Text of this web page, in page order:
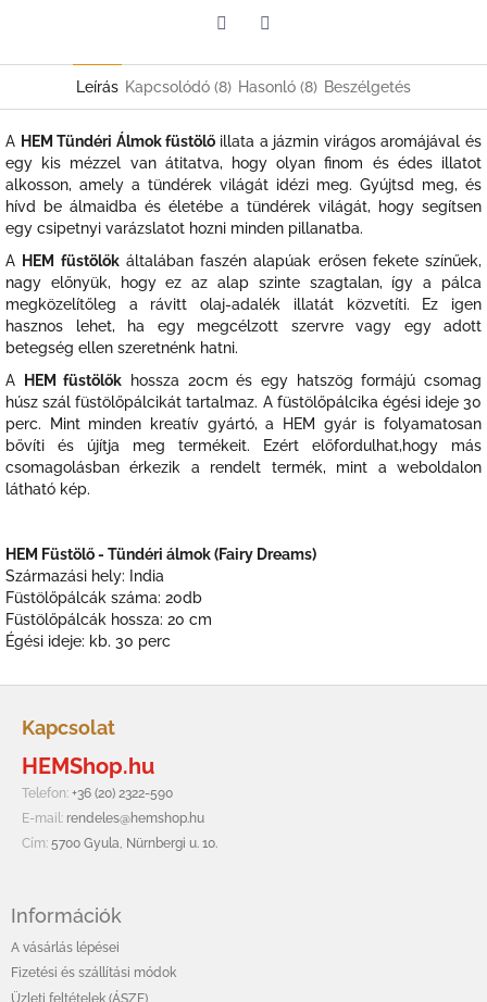
Leírás Kapcsolódó (8) Hasonló (8) Beszélgetés
A HEM Tündéri Álmok füstölő illata a jázmin virágos aromájával és
egy kis mézzel van átitatva, hogy olyan finom és édes illatot
alkosson, amely a tündérek világát idézi meg. Gyújtsd meg, és
hívd be álmaidba és életébe a tündérek világát, hogy segítsen
egy csipetnyi varázslatot hozni minden pillanatba.
A HEM füstölőkáltalában faszén alapúak erősen fekete színűek,
nagy előnyük, hogy ez az alap szinte szagtalan, így a pálca
megközelítőleg a rávitt olaj-adalék illatát közvetíti. Ez igen
hasznos lehet, ha egy megcélzott szervre vagy egy adott
betegség ellen szeretnénk hatni.
A
HEM füstölők hossza 20cm és egy hatszög formájú csomag
húsz szál füstölőpálcikát tartalmaz. A füstölőpálcika égési ideje 30
perc. Mint minden kreatív gyártó, a HEM gyár is folyamatosan
bővíti és újítja meg termékeit. Ezért előfordulhat,hogy más
csomagolásban érkezik a rendelt termék, mint a weboldalon
látható kép.
HEM Füstölő - Tündéri álmok (Fairy Dreams)
Származási hely: India
Füstölőpálcák száma: 20db
Füstölőpálcák hossza: 20 cm
Égési ideje: kb. 30 perc
Kapcsolat
HEMShop.hu
Telefon: +36 (20) 2322-590
E-mail: rendeles@hemshop.hu
Cím: 5700 Gyula, Nürnbergi u. 10.
Információk
A vásárlás lépései
Fizetési és szállítási módok
Üzleti feltételek (ÁSZF)